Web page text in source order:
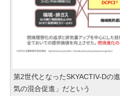
第2世代となったSKYACTIV-Dの
気の混合促進」だという